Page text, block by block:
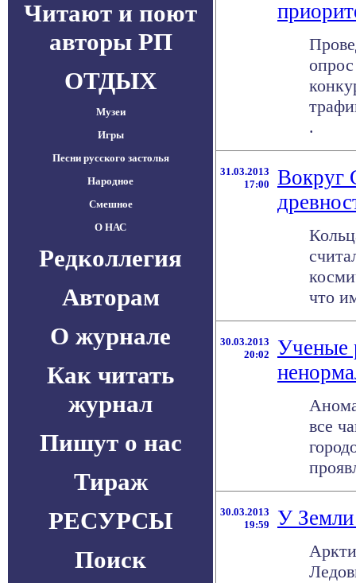
Читают и поют
авторы РП
ОТДЫХ
Музеи
Игры
Песни русского застолья
Народное
Смешное
О НАС
Редколлегия
Авторам
О журнале
Как читать
журнал
Пишут о нас
Тираж
РЕСУРСЫ
Поиск
.
31.03.2013
17:00
Вокруг
что
30.03.2013
20:02
Ученые
все
30.03.2013
19:59
У Земли